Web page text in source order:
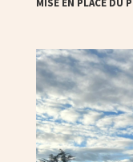
MISE EN PLACE DU